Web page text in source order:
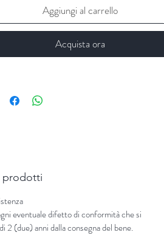
Aggiungi al carrello
Acquista ora
prodotti
eventuale difetto di conformità che si
2 (due) anni dalla consegna del bene.